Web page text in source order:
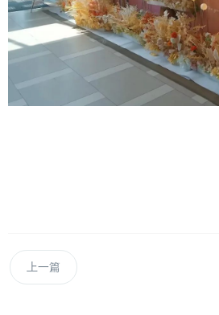
上一篇